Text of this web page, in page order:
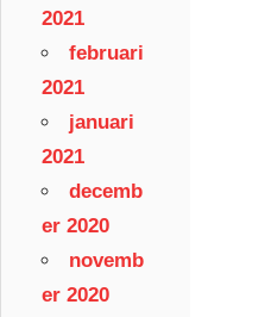
2021
februari
2021
januari
2021
decemb
er 2020
novemb
er 2020